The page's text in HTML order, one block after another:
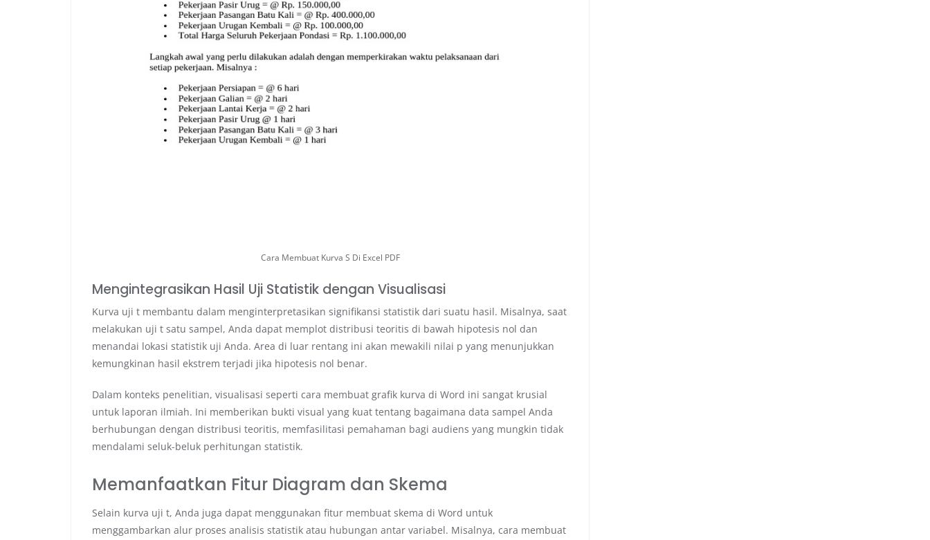
Cara Membuat Kurva S Di Excel PDF
Mengintegrasikan Hasil Uji Statistik dengan Visualisasi
Kurva uji t membantu dalam menginterpretasikan signifikansi statistik dari suatu hasil. Misalnya, saat
melakukan uji t satu sampel, Anda dapat memplot distribusi teoritis di bawah hipotesis nol dan
menandai lokasi statistik uji Anda. Area di luar rentang ini akan mewakili nilai p yang menunjukkan
kemungkinan hasil ekstrem terjadi jika hipotesis nol benar.
Dalam konteks penelitian, visualisasi seperti cara membuat grafik kurva di Word ini sangat krusial
untuk laporan ilmiah. Ini memberikan bukti visual yang kuat tentang bagaimana data sampel Anda
berhubungan dengan distribusi teoritis, memfasilitasi pemahaman bagi audiens yang mungkin tidak
mendalami seluk-beluk perhitungan statistik.
Memanfaatkan Fitur Diagram dan Skema
Selain kurva uji t, Anda juga dapat menggunakan fitur membuat skema di Word untuk
menggambarkan alur proses analisis statistik atau hubungan antar variabel. Misalnya, cara membuat